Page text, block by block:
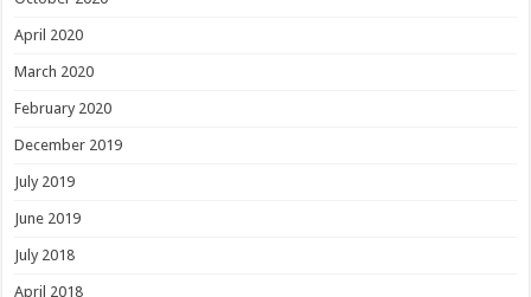
April 2020
March 2020
February 2020
December 2019
July 2019
June 2019
July 2018
April 2018